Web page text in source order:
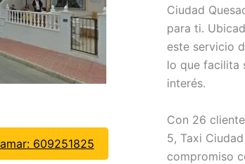
609251825
Ciudad
para ti.
este servicio
lo que facilita
interés.
Con 26
5, Taxi
compromiso